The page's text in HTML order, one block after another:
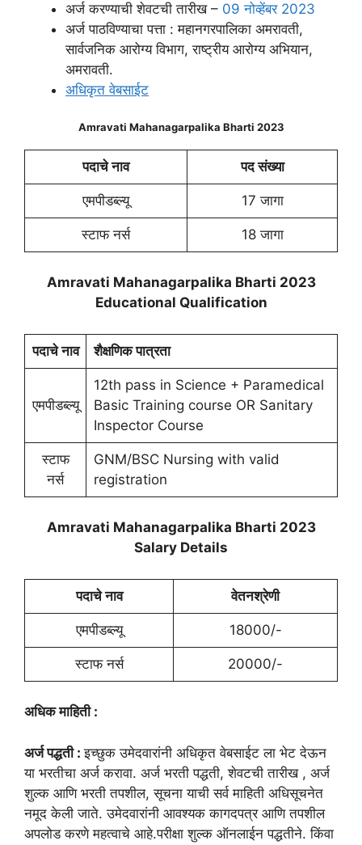
अर्ज करण्याची शेवटची तारीख – 09 नोव्हेंबर 2023
अर्ज पाठविण्याचा पत्ता : महानगरपालिका अमरावती,
सार्वजनिक आरोग्य विभाग, राष्ट्रीय आरोग्य अभियान,
अमरावती.
अधिकृत वेबसाईट
Amravati Mahanagarpalika Bharti 2023
पदाचे नाव पद संख्या
एमपीडब्ल्यू 17 जागा
स्टाफ नर्स 18 जागा
Amravati Mahanagarpalika Bharti 2023
Educational Qualification
पदाचे नाव शैक्षणिक पात्रता
एमपीडब्ल्यू
12th pass in Science + Paramedical
Basic Training course OR Sanitary
Inspector Course
स्टाफ
नर्स
GNM/BSC Nursing with valid
registration
Amravati Mahanagarpalika Bharti 2023
Salary Details
पदाचे नाव वेतनश्रेणी
एमपीडब्ल्यू 18000/-
स्टाफ नर्स 20000/-
अधिक माहिती :
अर्ज पद्धती :इच्छुक उमेदवारांनी अधिकृत वेबसाईट ला भेट देऊन
या भरतीचा अर्ज करावा. अर्ज भरती पद्धती, शेवटची तारीख , अर्ज
शुल्क आणि भरती तपशील, सूचना याची सर्व माहिती अधिसूचनेत
नमूद केली जाते. उमेदवारांनी आवश्यक कागदपत्र आणि तपशील
अपलोड करणे महत्वाचे आहे.परीक्षा शुल्क ऑनलाईन पद्धतीने. किंवा